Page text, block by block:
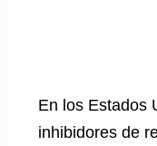
En los Estados
inhibidores de